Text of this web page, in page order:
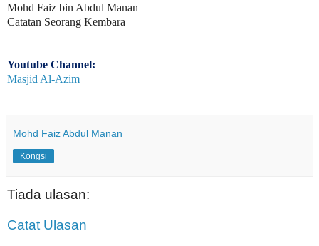
Mohd Faiz bin Abdul Manan
Catatan Seorang Kembara
Youtube Channel:
Masjid Al-Azim
Mohd Faiz Abdul Manan
Kongsi
Tiada ulasan:
Catat Ulasan